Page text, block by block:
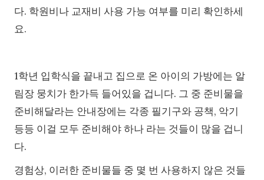
다. 학원비나 교재비 사용 가능 여부를 미리 확인하세
요.
1학년 입학식을 끝내고 집으로 온 아이의 가방에는 알
림장 뭉치가 한가득 들어있을 겁니다. 그 중 준비물을
준비해달라는 안내장에는 각종 필기구와 공책, 악기
등등 이걸 모두 준비해야 하나 라는 것들이 많을 겁니
다.
경험상, 이러한 준비물들 중 몇 번 사용하지 않은 것들